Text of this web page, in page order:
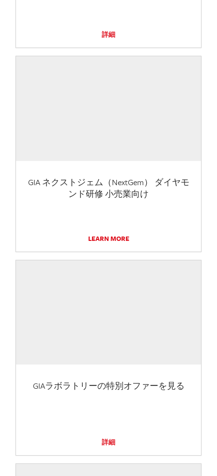
詳細
GIA ネクストジェム（NextGem） ダイヤモ
ンド研修 小売業向け
LEARN MORE
GIAラボラトリーの特別オファーを見る
詳細